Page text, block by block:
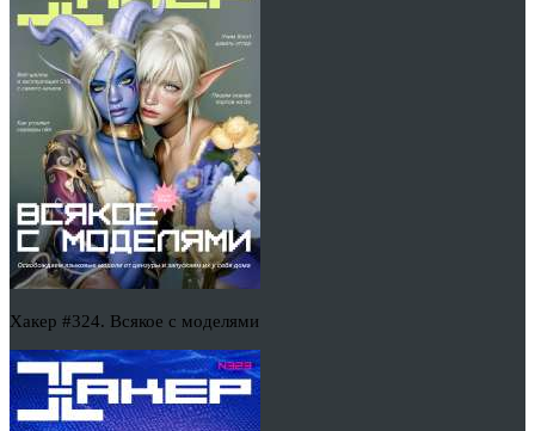
Хакер #324. Всякое с моделями